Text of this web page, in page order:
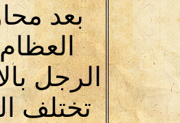
بعد
الرجل
تختلف